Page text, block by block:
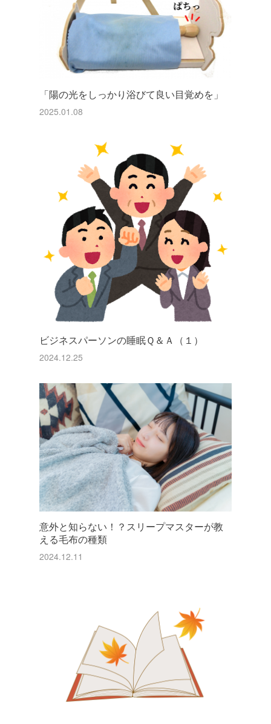
「陽の光をしっかり浴びて良い目覚めを」
2025.01.08
ビジネスパーソンの睡眠Ｑ＆Ａ（１）
2024.12.25
意外と知らない！？スリープマスターが教
える毛布の種類
2024.12.11